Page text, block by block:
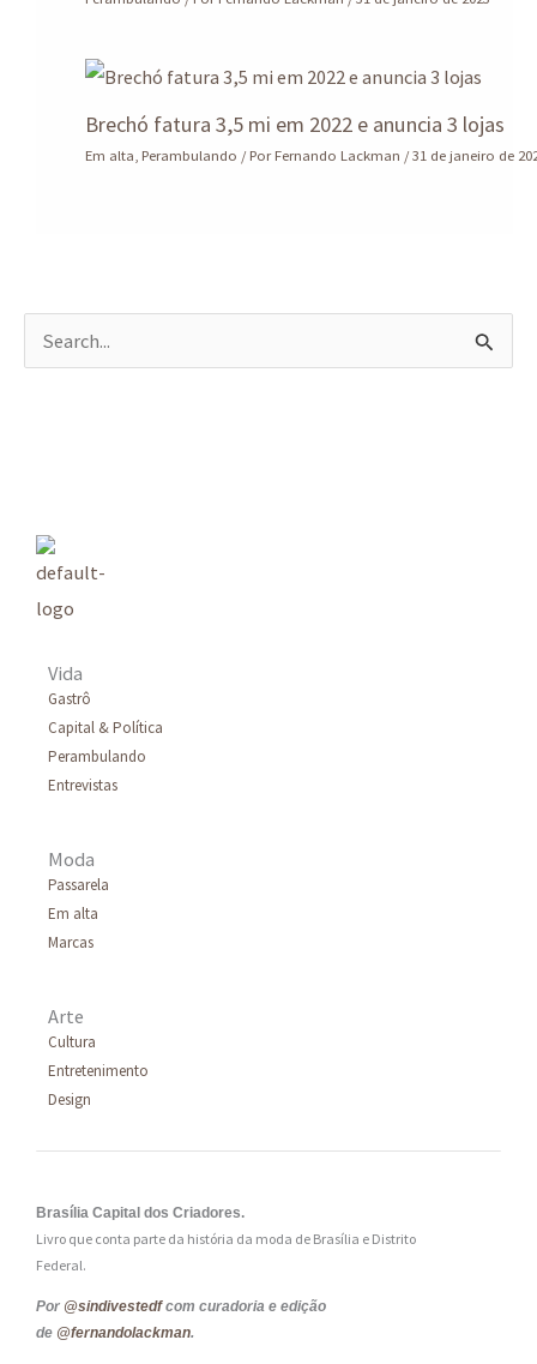
Brechó fatura 3,5 mi em 2022 e anuncia 3 lojas
Em alta Perambulando / PorFernando Lackman /31 de janeiro de
Vida
Gastrô
Capital & Política
Perambulando
Entrevistas
Moda
Passarela
Em alta
Marcas
Arte
Cultura
Entretenimento
Design
Brasília Capital dos Criadores.
Livro que conta parte da história da moda de Brasília e Distrito
Federal.
Por @sindivestedfcom curadoria e edição
de @fernandolackman.